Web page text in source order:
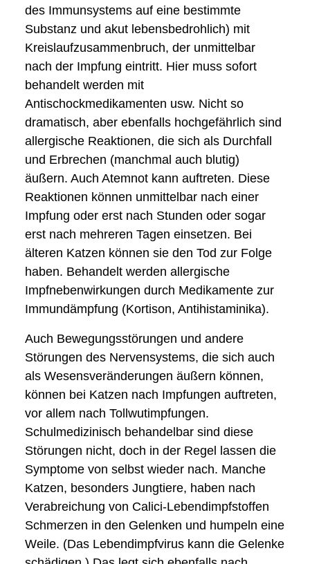
des Immunsystems auf eine bestimmte
Substanz und akut lebensbedrohlich) mit
Kreislaufzusammenbruch, der unmittelbar
nach der Impfung eintritt. Hier muss sofort
behandelt werden mit
Antischockmedikamenten usw. Nicht so
dramatisch, aber ebenfalls hochgefährlich sind
allergische Reaktionen, die sich als Durchfall
und Erbrechen (manchmal auch blutig)
äußern. Auch Atemnot kann auftreten. Diese
Reaktionen können unmittelbar nach einer
Impfung oder erst nach Stunden oder sogar
erst nach mehreren Tagen einsetzen. Bei
älteren Katzen können sie den Tod zur Folge
haben. Behandelt werden allergische
Impfnebenwirkungen durch Medikamente zur
Immundämpfung (Kortison, Antihistaminika).
Auch Bewegungsstörungen und andere
Störungen des Nervensystems, die sich auch
als Wesensveränderungen äußern können,
können bei Katzen nach Impfungen auftreten,
vor allem nach Tollwutimpfungen.
Schulmedizinisch behandelbar sind diese
Störungen nicht, doch in der Regel lassen die
Symptome von selbst wieder nach. Manche
Katzen, besonders Jungtiere, haben nach
Verabreichung von Calici-Lebendimpfstoffen
Schmerzen in den Gelenken und humpeln eine
Weile. (Das Lebendimpfvirus kann die Gelenke